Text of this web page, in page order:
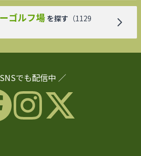
ゴルフ場 を探す （1129
でも配信中 ／